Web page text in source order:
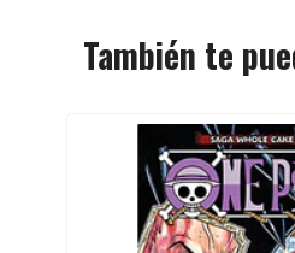
También te